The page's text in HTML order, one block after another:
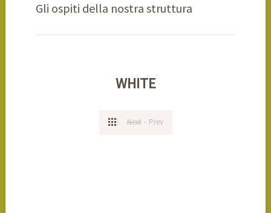
Gli ospiti della nostra struttura
WHITE
Next - Prev